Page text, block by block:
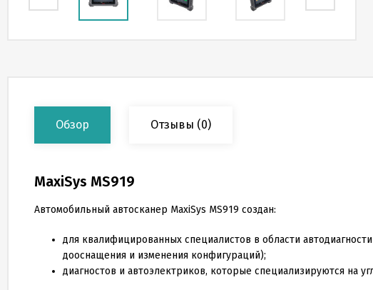
Обзор Отзывы (0)
MaxiSys MS919
Автомобильный автосканер MaxiSys MS919 создан:
для квалифицированных специалистов в области
дооснащения и изменения конфигураций);
диагностов и автоэлектриков, которые специализируются на